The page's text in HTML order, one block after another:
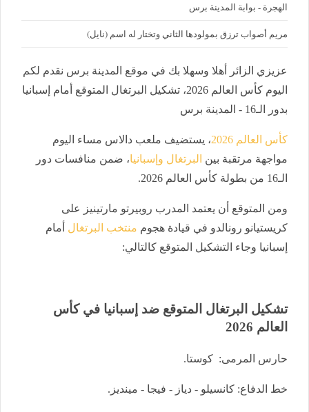
الهجرة - بوابة المدينة برس
مريم أصواب ترزق بمولودها الثاني وتختار له اسم (نايل)
عزيزي الزائر أهلا وسهلا بك في موقع المدينة برس نقدم لكم
اليوم كأس العالم 2026، تشكيل البرتغال المتوقع أمام إسبانيا
بدور الـ16 - المدينة برس
كأس العالم 2026
، يستضيف ملعب دالاس مساء اليوم
مواجهة مرتقبة بين البرتغال وإسبانيا، ضمن منافسات دور
الـ16 من بطولة كأس العالم 2026.
ومن المتوقع أن يعتمد المدرب روبيرتو مارتينيز على
كريستيانو رونالدو في قيادة هجوم منتخب البرتغال أمام
إسبانيا وجاء التشكيل المتوقع كالتالي:
تشكيل البرتغال المتوقع ضد إسبانيا في كأس
العالم 2026
حارس المرمى: كوستا.
خط الدفاع: كانسيلو - دياز - فيجا - مينديز.